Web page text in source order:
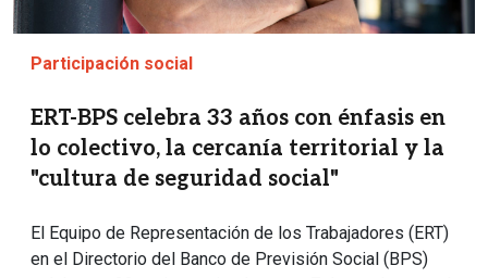
Participación social
ERT-BPS celebra 33 años con énfasis en
lo colectivo, la cercanía territorial y la
"cultura de seguridad social"
El Equipo de Representación de los Trabajadores (ERT)
en el Directorio del Banco de Previsión Social (BPS)